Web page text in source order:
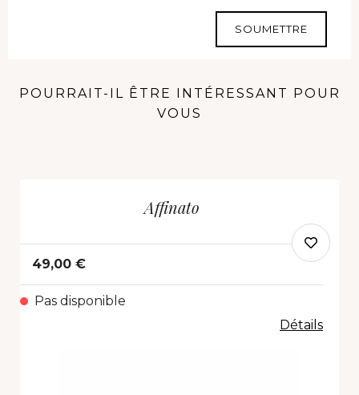
SOUMETTRE
POURRAIT-IL ÊTRE INTÉRESSANT POUR
VOUS
Affinato
49,00 €
Pas disponible
Détails